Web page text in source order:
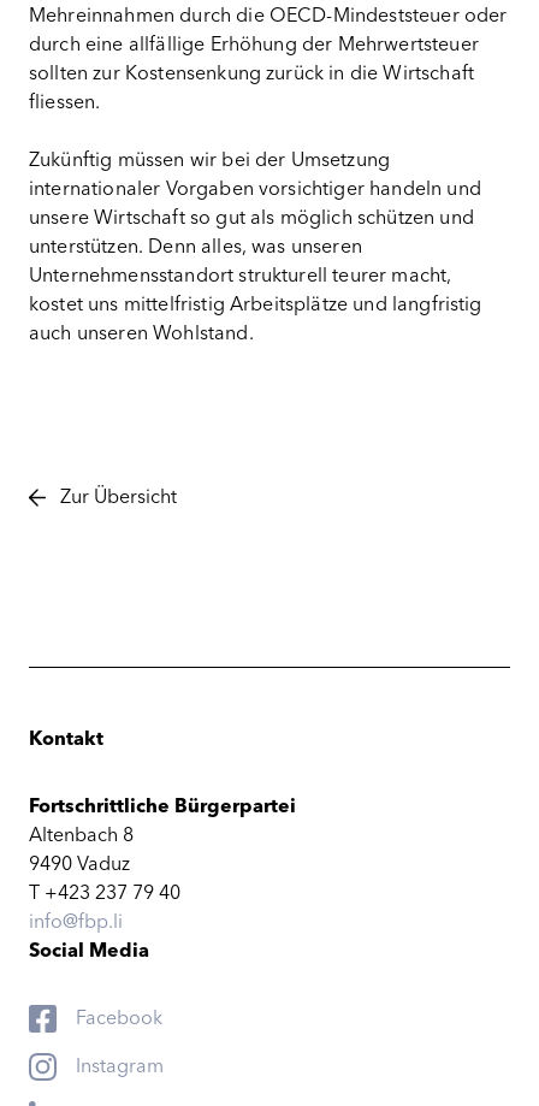
Mehreinnahmen durch die OECD-Mindeststeuer oder
durch eine allfällige Erhöhung der Mehrwertsteuer
sollten zur Kostensenkung zurück in die Wirtschaft
fliessen.
Zukünftig müssen wir bei der Umsetzung
internationaler Vorgaben vorsichtiger handeln und
unsere Wirtschaft so gut als möglich schützen und
unterstützen. Denn alles, was unseren
Unternehmensstandort strukturell teurer macht,
kostet uns mittelfristig Arbeitsplätze und langfristig
auch unseren Wohlstand.
Zur Übersicht
Kontakt
Fortschrittliche Bürgerpartei
Altenbach 8
9490 Vaduz
T +423 237 79 40
info@fbp.li
Social Media
Facebook
Instagram